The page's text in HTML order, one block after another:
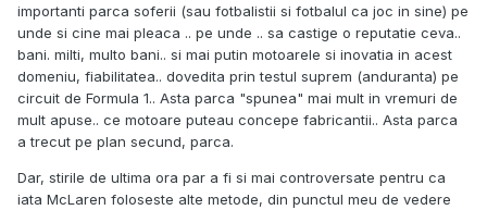
importanti parca soferii (sau fotbalistii si fotbalul ca joc in sine) pe
unde si cine mai pleaca .. pe unde .. sa castige o reputatie ceva..
bani. milti, multo bani.. si mai putin motoarele si inovatia in acest
domeniu, fiabilitatea.. dovedita prin testul suprem (anduranta) pe
circuit de Formula 1.. Asta parca "spunea" mai mult in vremuri de
mult apuse.. ce motoare puteau concepe fabricantii.. Asta parca
a trecut pe plan secund, parca.
Dar, stirile de ultima ora par a fi si mai controversate pentru ca
iata McLaren foloseste alte metode, din punctul meu de vedere